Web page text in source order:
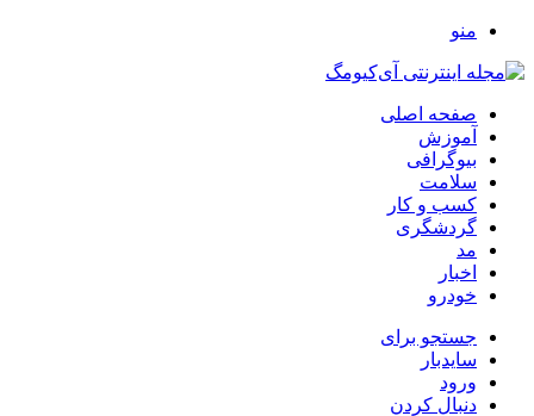
منو
صفحه اصلی
آموزش
بیوگرافی
سلامت
کسب و کار
گردشگری
مد
اخبار
خودرو
جستجو برای
سایدبار
ورود
دنبال کردن